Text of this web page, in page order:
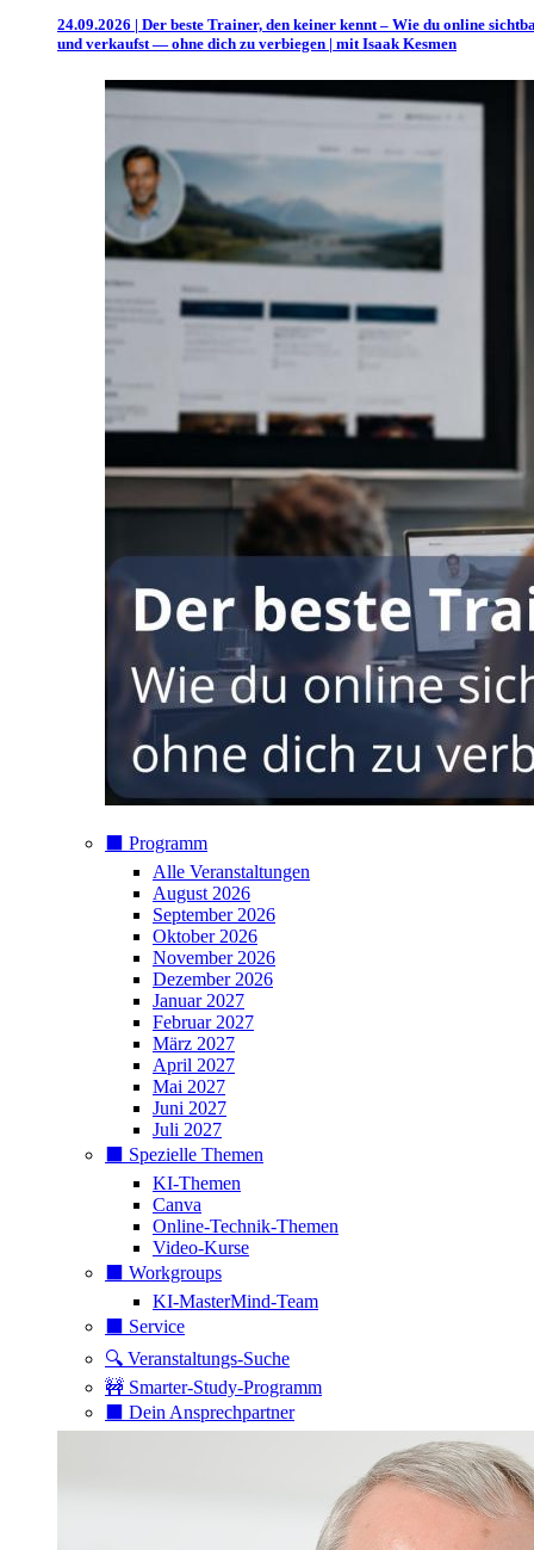
24.09.2026 | Der beste Trainer, den keiner kennt – Wie du online
und verkaufst — ohne dich zu verbiegen | mit Isaak Kesmen
⬛️ Programm
Alle Veranstaltungen
August 2026
September 2026
Oktober 2026
November 2026
Dezember 2026
Januar 2027
Februar 2027
März 2027
April 2027
Mai 2027
Juni 2027
Juli 2027
⬛️ Spezielle Themen
KI-Themen
Canva
Online-Technik-Themen
Video-Kurse
⬛️ Workgroups
KI-MasterMind-Team
⬛️ Service
🔍 Veranstaltungs-Suche
🚧 Smarter-Study-Programm
⬛️ Dein Ansprechpartner